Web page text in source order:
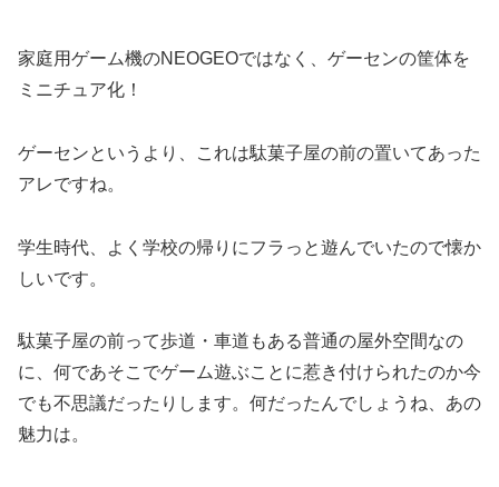
家庭用ゲーム機のNEOGEOではなく、ゲーセンの筐体を
ミニチュア化！
ゲーセンというより、これは駄菓子屋の前の置いてあった
アレですね。
学生時代、よく学校の帰りにフラっと遊んでいたので懐か
しいです。
駄菓子屋の前って歩道・車道もある普通の屋外空間なの
に、何であそこでゲーム遊ぶことに惹き付けられたのか今
でも不思議だったりします。何だったんでしょうね、あの
魅力は。